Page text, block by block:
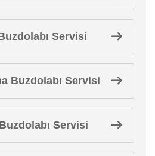
Servisi
Buzdolabı Servisi
Servisi